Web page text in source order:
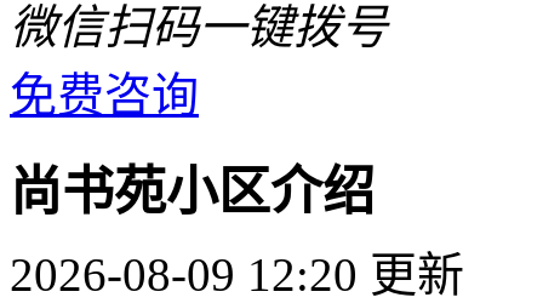
微信扫码一键拨号
免费咨询
尚书苑小区介绍
2026-08-09 12:20 更新